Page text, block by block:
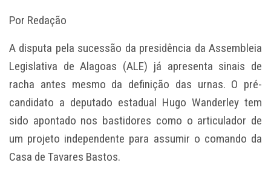
Por Redação
A disputa pela sucessão da presidência da Assembleia
Legislativa de Alagoas (ALE) já apresenta sinais de
racha antes mesmo da definição das urnas. O pré-
candidato a deputado estadual Hugo Wanderley tem
sido apontado nos bastidores como o articulador de
um projeto independente para assumir o comando da
Casa de Tavares Bastos.